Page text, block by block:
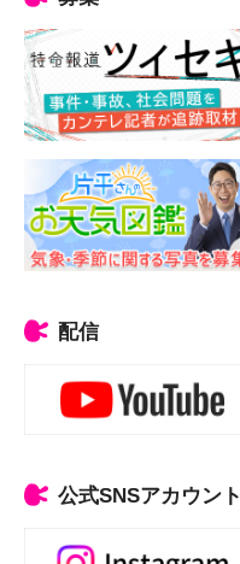
配信
公式SNSアカウント